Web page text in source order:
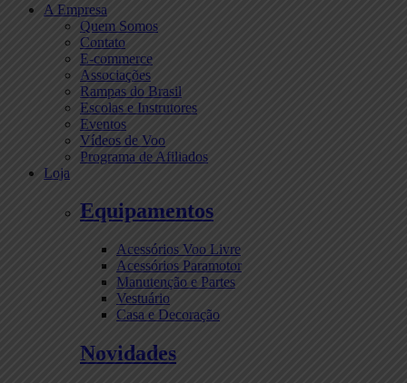
A Empresa
Quem Somos
Contato
E-commerce
Associações
Rampas do Brasil
Escolas e Instrutores
Eventos
Vídeos de Voo
Programa de Afiliados
Loja
Equipamentos
Acessórios Voo Livre
Acessórios Paramotor
Manutenção e Partes
Vestuário
Casa e Decoração
Novidades